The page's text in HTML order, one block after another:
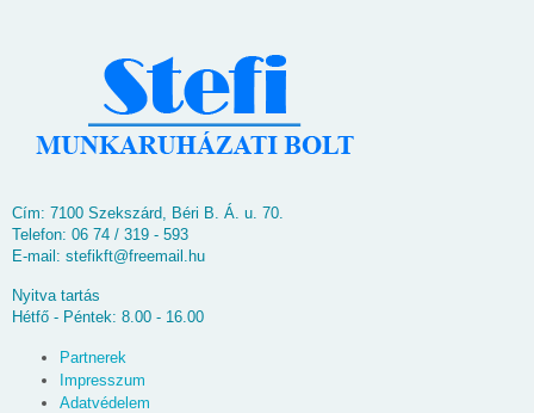
Cím: 7100 Szekszárd, Béri B. Á. u. 70.
Telefon: 06 74 / 319 - 593
E-mail: stefikft@freemail.hu
Nyitva tartás
Hétfő - Péntek: 8.00 - 16.00
Partnerek
Impresszum
Adatvédelem